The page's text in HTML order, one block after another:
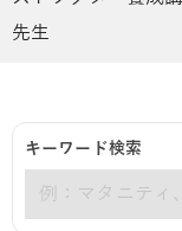
先生
キーワード検索